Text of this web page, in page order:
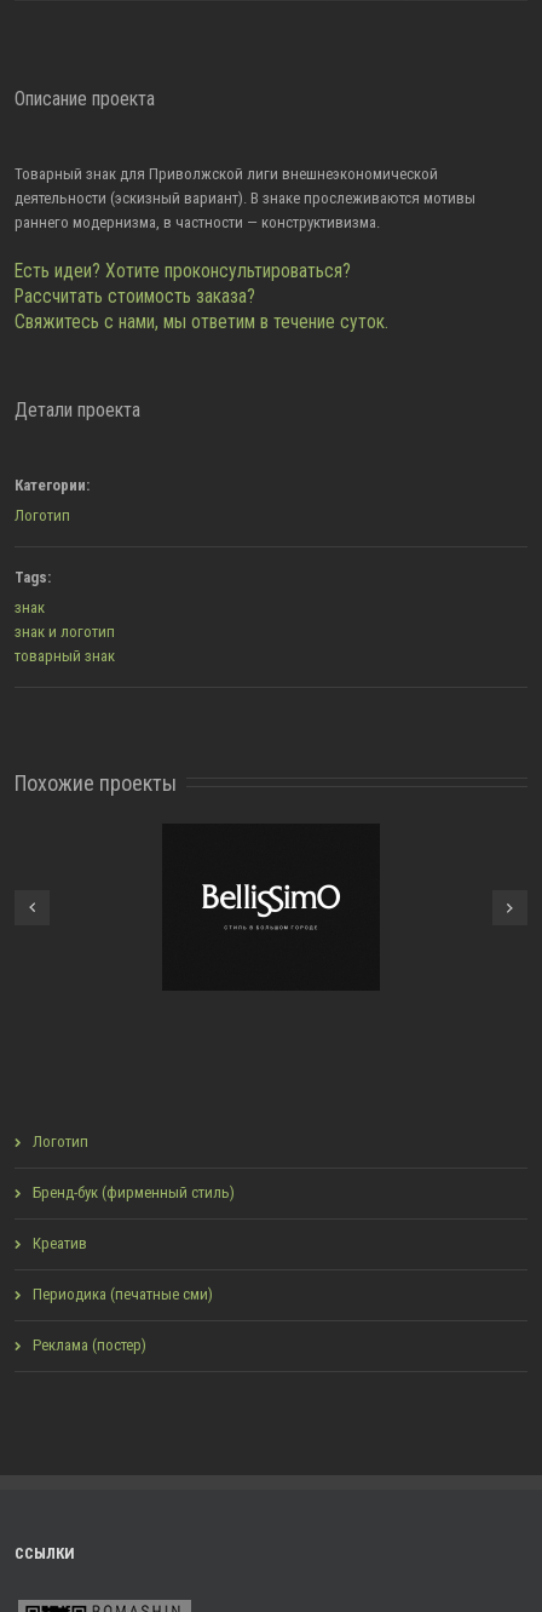
Описание проекта
Товарный знак для Приволжской лиги внешнеэкономической
деятельности (эскизный вариант). В знаке прослеживаются мотивы
раннего модернизма, в частности — конструктивизма.
Есть идеи? Хотите проконсультироваться?
Рассчитать стоимость заказа?
Свяжитесь с нами, мы ответим в течение суток.
Детали проекта
Категории:
Логотип
Tags:
знак
знак и логотип
товарный знак
Похожие проекты
Bellissimo
Next
Логотип
Бренд-бук (фирменный стиль)
Креатив
Периодика (печатные сми)
Реклама (постер)
ССЫЛКИ